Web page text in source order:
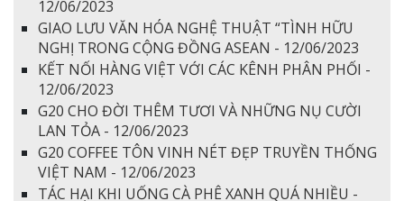
12/06/2023
GIAO LƯU VĂN HÓA NGHỆ THUẬT “TÌNH HỮU
NGHỊ TRONG CỘNG ĐỒNG ASEAN - 12/06/2023
KẾT NỐI HÀNG VIỆT VỚI CÁC KÊNH PHÂN PHỐI -
12/06/2023
G20 CHO ĐỜI THÊM TƯƠI VÀ NHỮNG NỤ CƯỜI
LAN TỎA - 12/06/2023
G20 COFFEE TÔN VINH NÉT ĐẸP TRUYỀN THỐNG
VIỆT NAM - 12/06/2023
TÁC HẠI KHI UỐNG CÀ PHÊ XANH QUÁ NHIỀU -